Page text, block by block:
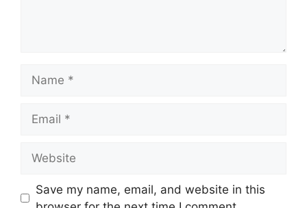
Save my name, email, and website in this